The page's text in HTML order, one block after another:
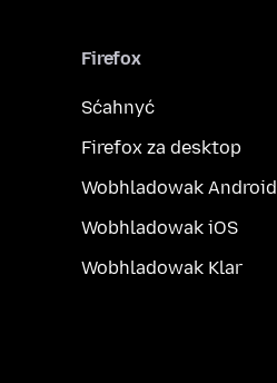
Firefox
Sćahnyć
Firefox za desktop
Wobhladowak Android
Wobhladowak iOS
Wobhladowak Klar